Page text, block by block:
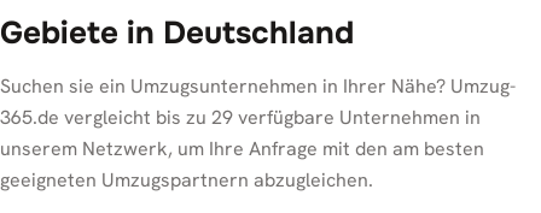
Gebiete in Deutschland
Suchen sie ein Umzugsunternehmen in Ihrer Nähe? Umzug-
365.de vergleicht bis zu 29 verfügbare Unternehmen in
unserem Netzwerk, um Ihre Anfrage mit den am besten
geeigneten Umzugspartnern abzugleichen.